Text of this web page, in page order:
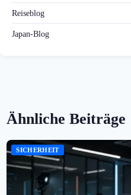
Reiseblog
Japan-Blog
Ähnliche Beiträge
SICHERHEIT